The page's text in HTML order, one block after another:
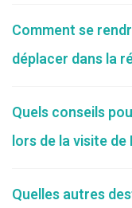
Comment se
déplacer dans la
Quels conseils
lors de la visite de
Quelles autres